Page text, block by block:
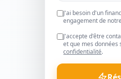
J'ai besoin d'un
engagement de
J'accepte d'être
et que mes
confidentialité.